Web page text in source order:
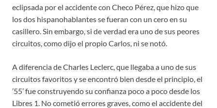
eclipsada por el accidente con Checo Pérez, que hizo que
los dos hispanohablantes se fueran con un cero en su
casillero. Sin embargo, si de verdad era uno de sus peores
circuitos, como dijo el propio Carlos, ni se notó.
A diferencia de Charles Leclerc, que llegaba a uno de sus
circuitos favoritos y se encontró bien desde el principio, el
’55’ fue construyendo su confianza poco a poco desde los
Libres 1. No cometió errores graves, como el accidente del